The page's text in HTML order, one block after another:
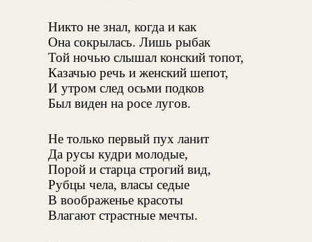
Никто не знал, когда и как
Она сокрылась. Лишь рыбак
Той ночью слышал конский топот,
Казачью речь и женский шепот,
И утром след осьми подков
Был виден на росе лугов.
Не только первый пух ланит
Да русы кудри молодые,
Порой и старца строгий вид,
Рубцы чела, власы седые
В воображенье красоты
Влагают страстные мечты.